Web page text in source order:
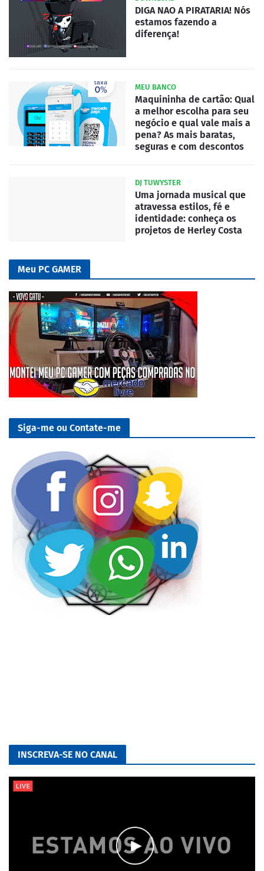
DIGA NAO A PIRATARIA! Nós
estamos fazendo a
diferença!
MEU BANCO
Maquininha de cartão: Qual
a melhor escolha para seu
negócio e qual vale mais a
pena? As mais baratas,
seguras e com descontos
DJ TUWYSTER
Uma jornada musical que
atravessa estilos, fé e
identidade: conheça os
projetos de Herley Costa
Meu PC GAMER
Siga-me ou Contate-me
INSCREVA-SE NO CANAL